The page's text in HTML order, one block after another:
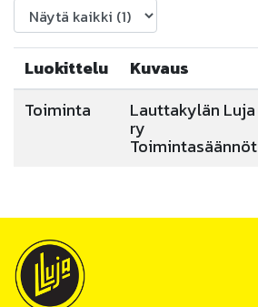
Luokittelu Kuvaus
Toiminta
Lauttakylän Luja
ry
Toimintasäännöt